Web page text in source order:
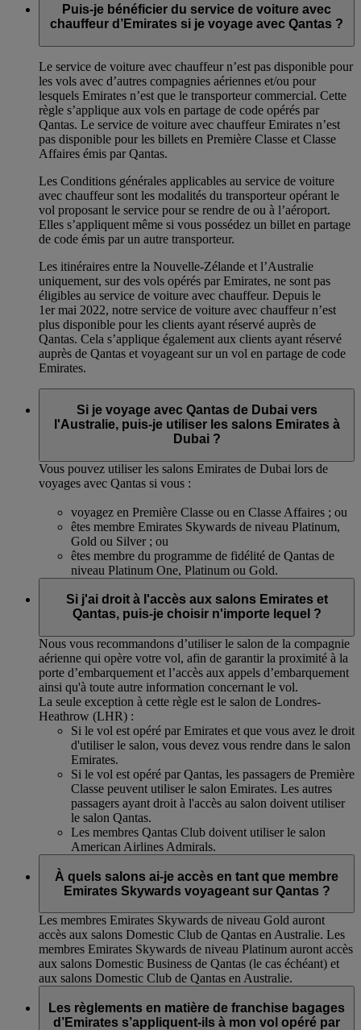
Puis-je bénéficier du service de voiture avec
chauffeur d’Emirates si je voyage avec Qantas ?
Le service de voiture avec chauffeur n’est pas disponible pour
les vols avec d’autres compagnies aériennes et/ou pour
lesquels Emirates n’est que le transporteur commercial. Cette
règle s’applique aux vols en partage de code opérés par
Qantas. Le service de voiture avec chauffeur Emirates n’est
pas disponible pour les billets en Première Classe et Classe
Affaires émis par Qantas.
Les Conditions générales applicables au service de voiture
avec chauffeur sont les modalités du transporteur opérant le
vol proposant le service pour se rendre de ou à l’aéroport.
Elles s’appliquent même si vous possédez un billet en partage
de code émis par un autre transporteur.
Les itinéraires entre la Nouvelle-Zélande et l’Australie
uniquement, sur des vols opérés par Emirates, ne sont pas
éligibles au service de voiture avec chauffeur. Depuis le
1er mai 2022, notre service de voiture avec chauffeur n’est
plus disponible pour les clients ayant réservé auprès de
Qantas. Cela s’applique également aux clients ayant réservé
auprès de Qantas et voyageant sur un vol en partage de code
Emirates.
Si je voyage avec Qantas de Dubai vers
l'Australie, puis-je utiliser les salons Emirates à
Dubai ?
Vous pouvez utiliser les salons Emirates de Dubai lors de
voyages avec Qantas si vous :
voyagez en Première Classe ou en Classe Affaires ; ou
êtes membre Emirates Skywards de niveau Platinum,
Gold ou Silver ; ou
êtes membre du programme de fidélité de Qantas de
niveau Platinum One, Platinum ou Gold.
Si j'ai droit à l'accès aux salons Emirates et
Qantas, puis-je choisir n'importe lequel ?
Nous vous recommandons d’utiliser le salon de la compagnie
aérienne qui opère votre vol, afin de garantir la proximité à la
porte d’embarquement et l’accès aux appels d’embarquement
ainsi qu'à toute autre information concernant le vol.
La seule exception à cette règle est le salon de Londres-
Heathrow (LHR) :
Si le vol est opéré par Emirates et que vous avez le droit
d'utiliser le salon, vous devez vous rendre dans le salon
Emirates.
Si le vol est opéré par Qantas, les passagers de Première
Classe peuvent utiliser le salon Emirates. Les autres
passagers ayant droit à l'accès au salon doivent utiliser
le salon Qantas.
Les membres Qantas Club doivent utiliser le salon
American Airlines Admirals.
À quels salons ai-je accès en tant que membre
Emirates Skywards voyageant sur Qantas ?
Les membres Emirates Skywards de niveau Gold auront
accès aux salons Domestic Club de Qantas en Australie. Les
membres Emirates Skywards de niveau Platinum auront accès
aux salons Domestic Business de Qantas (le cas échéant) et
aux salons Domestic Club de Qantas en Australie.
Les règlements en matière de franchise bagages
d’Emirates s’appliquent-ils à mon vol opéré par